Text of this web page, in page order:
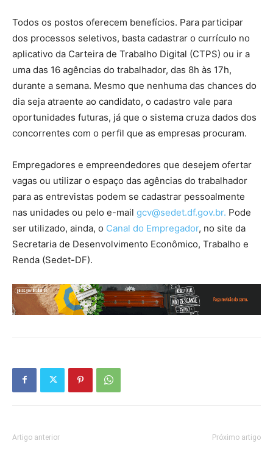
Todos os postos oferecem benefícios. Para participar
dos processos seletivos, basta cadastrar o currículo no
aplicativo da Carteira de Trabalho Digital (CTPS) ou ir a
uma das 16 agências do trabalhador, das 8h às 17h,
durante a semana. Mesmo que nenhuma das chances do
dia seja atraente ao candidato, o cadastro vale para
oportunidades futuras, já que o sistema cruza dados dos
concorrentes com o perfil que as empresas procuram.
Empregadores e empreendedores que desejem ofertar
vagas ou utilizar o espaço das agências do trabalhador
para as entrevistas podem se cadastrar pessoalmente
nas unidades ou pelo e-mail gcv@sedet.df.gov.br. Pode
ser utilizado, ainda, o Canal do Empregador, no site da
Secretaria de Desenvolvimento Econômico, Trabalho e
Renda (Sedet-DF).
Artigo anterior Próximo artigo